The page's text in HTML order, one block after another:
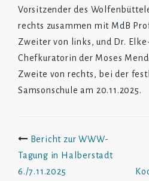
Vorsitzender des
rechts zusammen mit MdB
Zweiter von links, und Dr.
Chefkuratorin der Moses
Zweite von rechts, bei der
Samsonschule am 20.11.2025.
Beitrags-
Navigation
Bericht zur WWW-
Tagung in Halberstadt
6./7.11.2025